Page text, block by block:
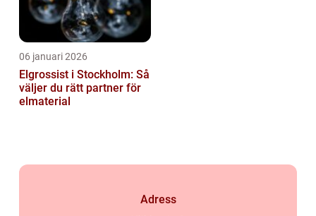
06 januari 2026
Elgrossist i Stockholm: Så
väljer du rätt partner för
elmaterial
Adress